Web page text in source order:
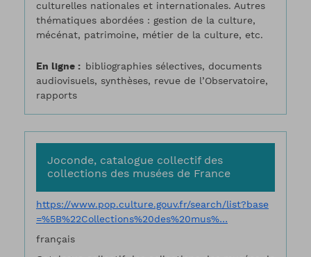
culturelles nationales et internationales. Autres
thématiques abordées : gestion de la culture,
mécénat, patrimoine, métier de la culture, etc.
En ligne
bibliographies sélectives, documents
audiovisuels, synthèses, revue de l’Observatoire,
rapports
Joconde, catalogue collectif des
collections des musées de France
https://www.pop.culture.gouv.fr/search/list?base
=%5B%22Collections%20des%20mus%…
français